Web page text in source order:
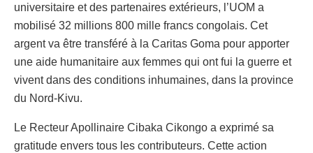
universitaire et des partenaires extérieurs, l’UOM a
mobilisé 32 millions 800 mille francs congolais. Cet
argent va être transféré à la Caritas Goma pour apporter
une aide humanitaire aux femmes qui ont fui la guerre et
vivent dans des conditions inhumaines, dans la province
du Nord-Kivu.
Le Recteur Apollinaire Cibaka Cikongo a exprimé sa
gratitude envers tous les contributeurs. Cette action